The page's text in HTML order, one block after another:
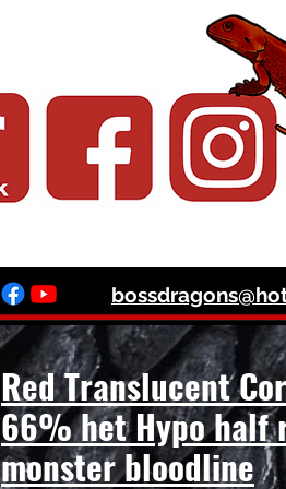
Red Translucent
66% het Hypo half
monster bloodline